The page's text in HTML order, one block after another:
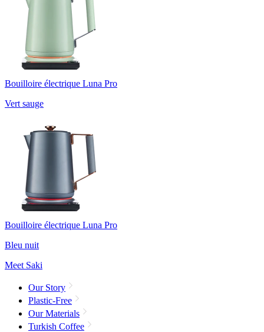
Bouilloire électrique Luna Pro
Vert sauge
Bouilloire électrique Luna Pro
Bleu nuit
Meet Saki
Our Story
Plastic-Free
Our Materials
Turkish Coffee